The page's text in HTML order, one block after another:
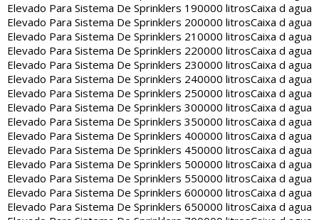
Elevado Para Sistema De Sprinklers 190000 litrosCaixa d agua
Elevado Para Sistema De Sprinklers 200000 litrosCaixa d agua
Elevado Para Sistema De Sprinklers 210000 litrosCaixa d agua
Elevado Para Sistema De Sprinklers 220000 litrosCaixa d agua
Elevado Para Sistema De Sprinklers 230000 litrosCaixa d agua
Elevado Para Sistema De Sprinklers 240000 litrosCaixa d agua
Elevado Para Sistema De Sprinklers 250000 litrosCaixa d agua
Elevado Para Sistema De Sprinklers 300000 litrosCaixa d agua
Elevado Para Sistema De Sprinklers 350000 litrosCaixa d agua
Elevado Para Sistema De Sprinklers 400000 litrosCaixa d agua
Elevado Para Sistema De Sprinklers 450000 litrosCaixa d agua
Elevado Para Sistema De Sprinklers 500000 litrosCaixa d agua
Elevado Para Sistema De Sprinklers 550000 litrosCaixa d agua
Elevado Para Sistema De Sprinklers 600000 litrosCaixa d agua
Elevado Para Sistema De Sprinklers 650000 litrosCaixa d agua